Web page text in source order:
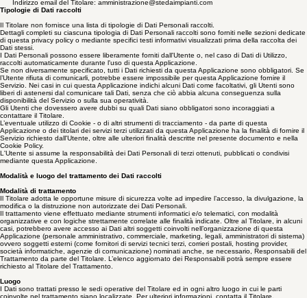
Titolare del Trattamento dei Dati
STE.DA srl - Via Sotti, 47 - 10048 Fraz. Garino, Vinovo (TO) ITALY
Indirizzo email del Titolare: amministrazione@stedaimpianti.com
Tipologie di Dati raccolti
Il Titolare non fornisce una lista di tipologie di Dati Personali raccolti.
Dettagli completi su ciascuna tipologia di Dati Personali raccolti sono forniti nelle sezioni dedicate
di questa privacy policy o mediante specifici testi informativi visualizzati prima della raccolta dei
Dati stessi.
I Dati Personali possono essere liberamente forniti dall'Utente o, nel caso di Dati di Utilizzo,
raccolti automaticamente durante l'uso di questa Applicazione.
Se non diversamente specificato, tutti i Dati richiesti da questa Applicazione sono obbligatori. Se
l’Utente rifiuta di comunicarli, potrebbe essere impossibile per questa Applicazione fornire il
Servizio. Nei casi in cui questa Applicazione indichi alcuni Dati come facoltativi, gli Utenti sono
liberi di astenersi dal comunicare tali Dati, senza che ciò abbia alcuna conseguenza sulla
disponibilità del Servizio o sulla sua operatività.
Gli Utenti che dovessero avere dubbi su quali Dati siano obbligatori sono incoraggiati a
contattare il Titolare.
L’eventuale utilizzo di Cookie - o di altri strumenti di tracciamento - da parte di questa
Applicazione o dei titolari dei servizi terzi utilizzati da questa Applicazione ha la finalità di fornire il
Servizio richiesto dall'Utente, oltre alle ulteriori finalità descritte nel presente documento e nella
Cookie Policy.
L'Utente si assume la responsabilità dei Dati Personali di terzi ottenuti, pubblicati o condivisi
mediante questa Applicazione.
Modalità e luogo del trattamento dei Dati raccolti
Modalità di trattamento
Il Titolare adotta le opportune misure di sicurezza volte ad impedire l’accesso, la divulgazione, la
modifica o la distruzione non autorizzate dei Dati Personali.
Il trattamento viene effettuato mediante strumenti informatici e/o telematici, con modalità
organizzative e con logiche strettamente correlate alle finalità indicate. Oltre al Titolare, in alcuni
casi, potrebbero avere accesso ai Dati altri soggetti coinvolti nell’organizzazione di questa
Applicazione (personale amministrativo, commerciale, marketing, legali, amministratori di sistema)
ovvero soggetti esterni (come fornitori di servizi tecnici terzi, corrieri postali, hosting provider,
Trattamento da parte del Titolare. L’elenco aggiornato dei Responsabili potrà sempre essere
richiesto al Titolare del Trattamento.